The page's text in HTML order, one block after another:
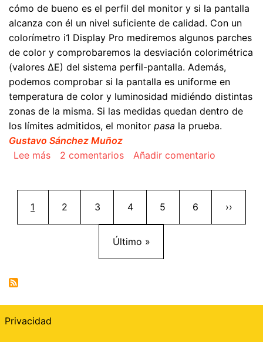
cómo de bueno es el perfil del monitor y si la pantalla
alcanza con él un nivel suficiente de calidad. Con un
colorímetro i1 Display Pro mediremos algunos parches
de color y comprobaremos la desviación colorimétrica
(valores ΔE) del sistema perfil-pantalla. Además,
podemos comprobar si la pantalla es uniforme en
temperatura de color y luminosidad midiéndo distintas
zonas de la misma. Si las medidas quedan dentro de
los límites admitidos, el monitor pasa la prueba.
Gustavo Sánchez Muñoz
Lee mássobre Controlar la calidad de un monitor y de
2 comentarios Añadir comentario
Paginación
Página actual
1 Página
2 Página
3 Página
4 Página
5 Página
6 ››
Última página
Último »
Privacidad